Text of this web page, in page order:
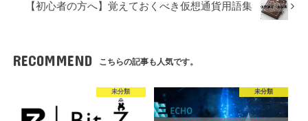
【初心者の方へ】覚えておくべき仮想通貨用語集
RECOMMEND こちらの記事も人気です。
未分類 未分類